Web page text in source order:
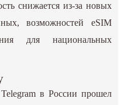
снижается из-за новых
возможностей eSIM
для национальных
в России прошел